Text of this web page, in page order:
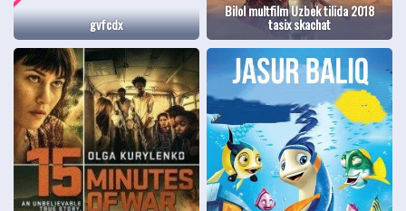
gvfcdx
Bilol multfilm Uzbek tilida 2018
tasix skachat